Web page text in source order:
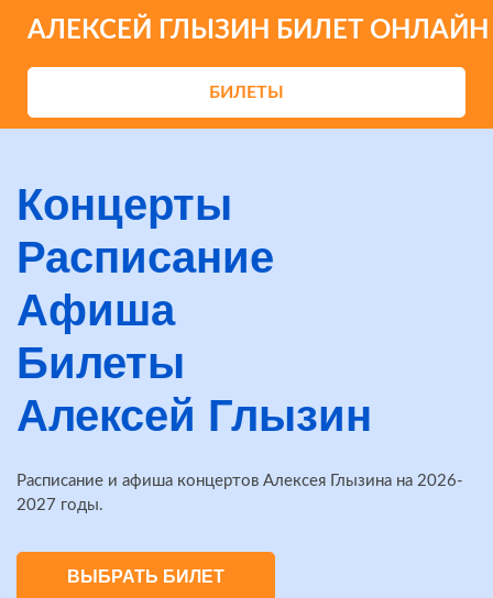
АЛЕКСЕЙ ГЛЫЗИН БИЛЕТ ОНЛАЙН
БИЛЕТЫ
Концерты
Расписание
Афиша
Билеты
Алексей Глызин
Расписание и афиша концертов Алексея Глызина на 2026-
2027 годы.
ВЫБРАТЬ БИЛЕТ